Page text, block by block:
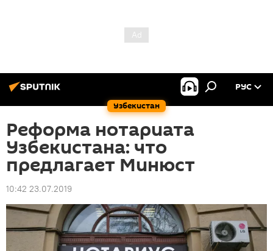
Узбекистан
РУС
Реформа нотариата
Узбекистана: что
предлагает Минюст
10:42 23.07.2019